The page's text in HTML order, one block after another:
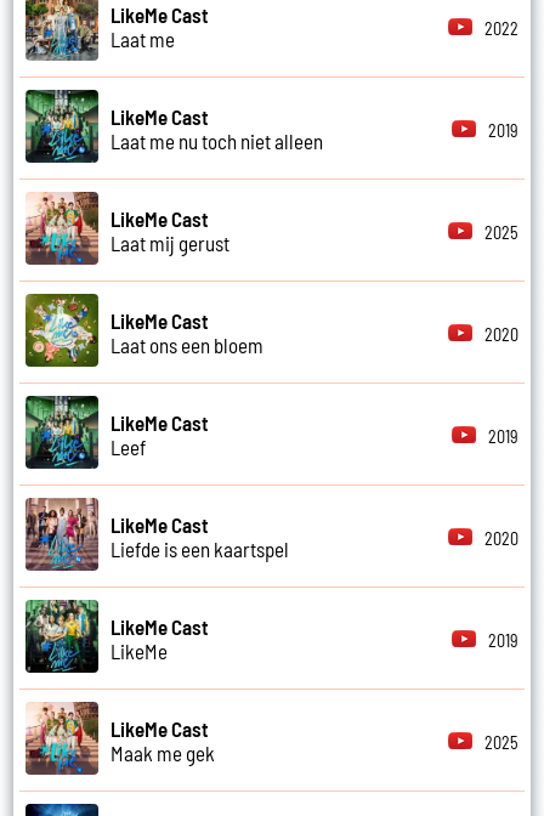
LikeMe Cast
Laat me
2022
LikeMe Cast
Laat me nu toch niet alleen
2019
LikeMe Cast
Laat mij gerust
2025
LikeMe Cast
Laat ons een bloem
2020
LikeMe Cast
Leef
2019
LikeMe Cast
Liefde is een kaartspel
2020
LikeMe Cast
LikeMe
2019
LikeMe Cast
Maak me gek
2025